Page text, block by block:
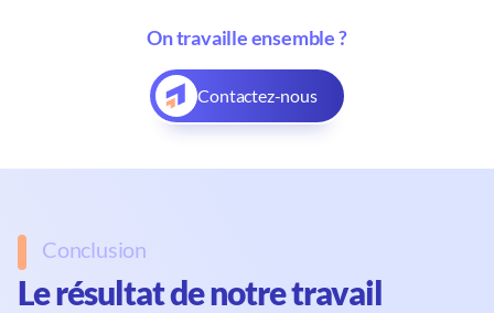
On travaille ensemble ?
Contactez-nous
Conclusion
Le résultat de notre travail